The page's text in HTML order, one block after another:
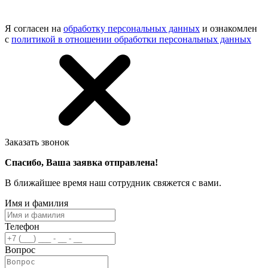
Я согласен на обработку персональных данных и ознакомлен
с политикой в отношении обработки персональных данных
Заказать звонок
Спасибо, Ваша заявка отправлена!
В ближайшее время наш сотрудник свяжется с вами.
Имя и фамилия
Телефон
Вопрос